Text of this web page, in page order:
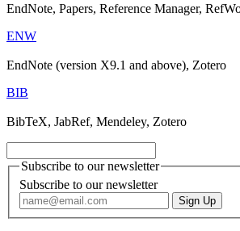
EndNote, Papers, Reference Manager,
ENW
EndNote (version X9.1 and above), Zotero
BIB
BibTeX, JabRef, Mendeley, Zotero
Subscribe to our newsletter
Subscribe to our newsletter